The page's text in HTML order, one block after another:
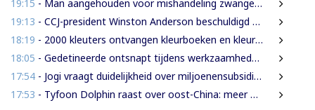
19:15 - Man aangehouden voor mishandeling zwangere partner en haar kinderen
19:13 - CCJ-president Winston Anderson beschuldigd van autoritair bestuur
18:19 - 2000 kleuters ontvangen kleurboeken en kleurpotloden tijdens vakantieproject
18:05 - Gedetineerde ontsnapt tijdens werkzaamheden in Palmentuin
17:54 - Jogi vraagt duidelijkheid over miljoenensubsidies aan SLM
17:53 - Tyfoon Dolphin raast over oost-China: meer dan een miljoen geëvacueerd